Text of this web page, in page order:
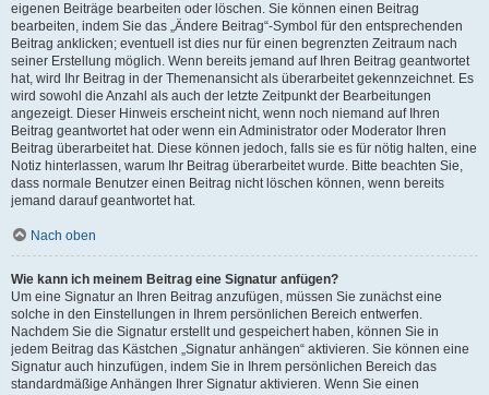
eigenen Beiträge bearbeiten oder löschen. Sie können einen Beitrag
bearbeiten, indem Sie das „Ändere Beitrag“-Symbol für den entsprechenden
Beitrag anklicken; eventuell ist dies nur für einen begrenzten Zeitraum nach
seiner Erstellung möglich. Wenn bereits jemand auf Ihren Beitrag geantwortet
hat, wird Ihr Beitrag in der Themenansicht als überarbeitet gekennzeichnet. Es
wird sowohl die Anzahl als auch der letzte Zeitpunkt der Bearbeitungen
angezeigt. Dieser Hinweis erscheint nicht, wenn noch niemand auf Ihren
Beitrag geantwortet hat oder wenn ein Administrator oder Moderator Ihren
Beitrag überarbeitet hat. Diese können jedoch, falls sie es für nötig halten, eine
Notiz hinterlassen, warum Ihr Beitrag überarbeitet wurde. Bitte beachten Sie,
dass normale Benutzer einen Beitrag nicht löschen können, wenn bereits
jemand darauf geantwortet hat.
Nach oben
Wie kann ich meinem Beitrag eine Signatur anfügen?
Um eine Signatur an Ihren Beitrag anzufügen, müssen Sie zunächst eine
solche in den Einstellungen in Ihrem persönlichen Bereich entwerfen.
Nachdem Sie die Signatur erstellt und gespeichert haben, können Sie in
jedem Beitrag das Kästchen „Signatur anhängen“ aktivieren. Sie können eine
Signatur auch hinzufügen, indem Sie in Ihrem persönlichen Bereich das
standardmäßige Anhängen Ihrer Signatur aktivieren. Wenn Sie einen